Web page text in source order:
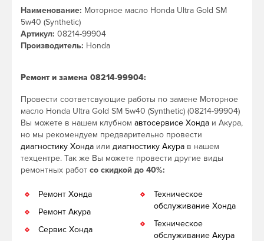
Наименование: Моторное масло Honda Ultra Gold SM
5w40 (Synthetic)
Артикул: 08214-99904
Производитель: Honda
Ремонт и замена 08214-99904:
Провести соответсвующие работы по замене Моторное
масло Honda Ultra Gold SM 5w40 (Synthetic) (08214-99904)
Вы можете в нашем клубном автосервисе Хонда и Акура,
но мы рекомендуем предварительно провести
диагностику Хонда или диагностику Акура в нашем
техцентре. Так же Вы можете провести другие виды
ремонтных работ со скидкой до 40%:
Ремонт Хонда
Ремонт Акура
Сервис Хонда
Техническое
обслуживание Хонда
Техническое
обслуживание Акура